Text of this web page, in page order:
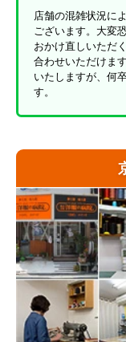
店舗の混雑状況に
ございます。大変
おかけ直しいただく
合わせいただけま
いたしますが、何
す。